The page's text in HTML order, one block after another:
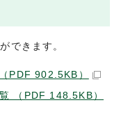
できます。
PDF 902.5KB）
（PDF 148.5KB）